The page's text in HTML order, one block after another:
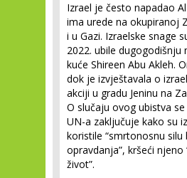
Izrael je često napadao
ima urede na okupiranoj
i u Gazi. Izraelske snage
2022. ubile dugogodišnju
kuće Shireen Abu Akleh.
dok je izvještavala o
akciji u gradu Jeninu na
O slučaju ovog ubistva
UN-a zaključuje kako su
koristile “smrtonosnu silu
opravdanja”, kršeći njeno
život”.